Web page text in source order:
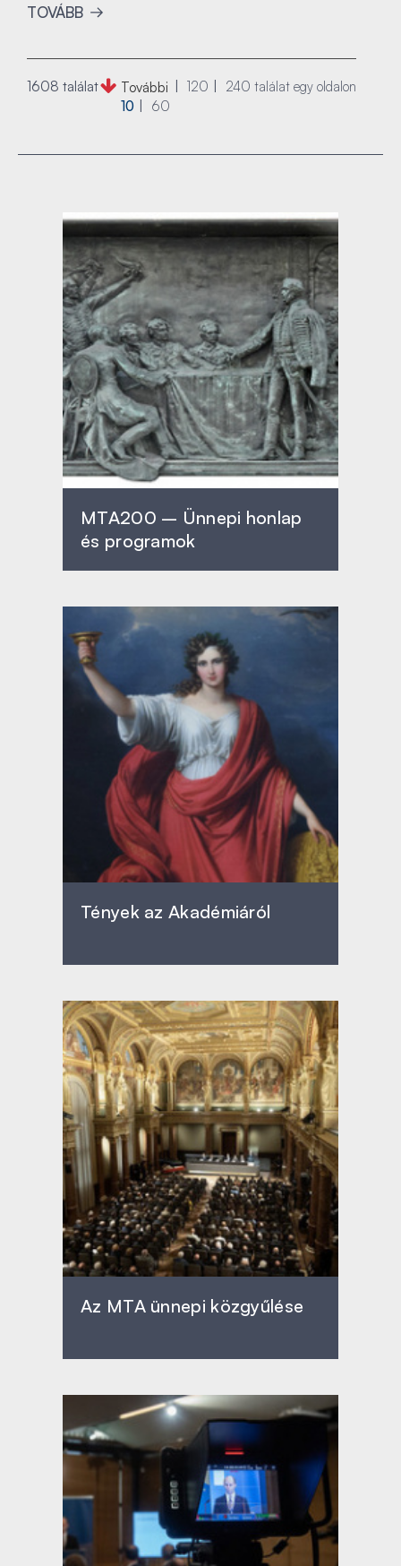
TOVÁBB
1608 találat További 240 találat egy oldalon
120
60
10
MTA200 – Ünnepi honlap
és programok
Tények az Akadémiáról
Az MTA ünnepi közgyűlése